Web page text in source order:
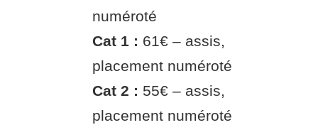
numéroté
Cat 1 : 61€ – assis,
placement numéroté
Cat 2 : 55€ – assis,
placement numéroté